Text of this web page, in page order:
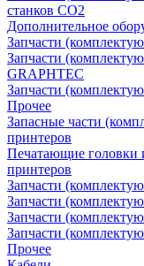
станков CO2
Дополнительное
Запчасти
Запчасти
GRAPHTEC
Запчасти
Прочее
Запасные части
принтеров
Печатающие головки
принтеров
Запчасти
Запчасти
Запчасти
Запчасти
Прочее